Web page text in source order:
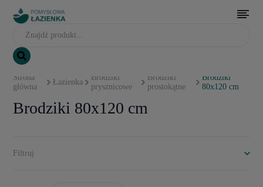
Strona
główna
Łazienka
Brodziki
prysznicowe
Brodziki
prostokątne
Brodziki
80x120 cm
Brodziki 80x120 cm
Filtruj